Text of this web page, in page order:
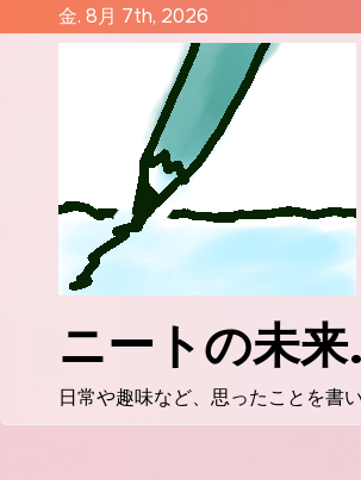
金. 8月 7th, 2026
ニートの未
日常や趣味など、思ったことを書